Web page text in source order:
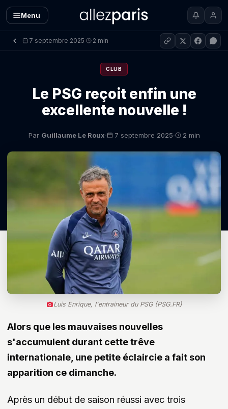
Menu
7 septembre 2025· 2 min
CLUB
Le PSG reçoit enfin une
excellente nouvelle !
Par Guillaume Le Roux· 7 septembre 2025· 2 min
Luis Enrique, l'entraineur du PSG (PSG.FR)
Alors que les mauvaises nouvelles
s'accumulent durant cette trêve
internationale, une petite éclaircie a fait son
apparition ce dimanche.
Après un début de saison réussi avec trois